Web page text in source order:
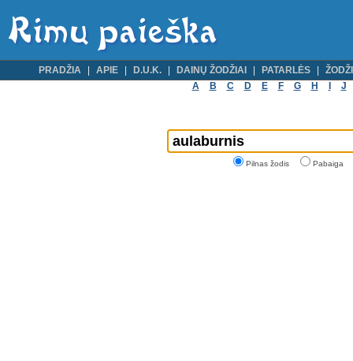
PRADŽIA APIE D.U.K. DAINŲ ŽODŽIAI PATARLĖS
A
B C D E F G H J
Pilnas žodis Pabaiga